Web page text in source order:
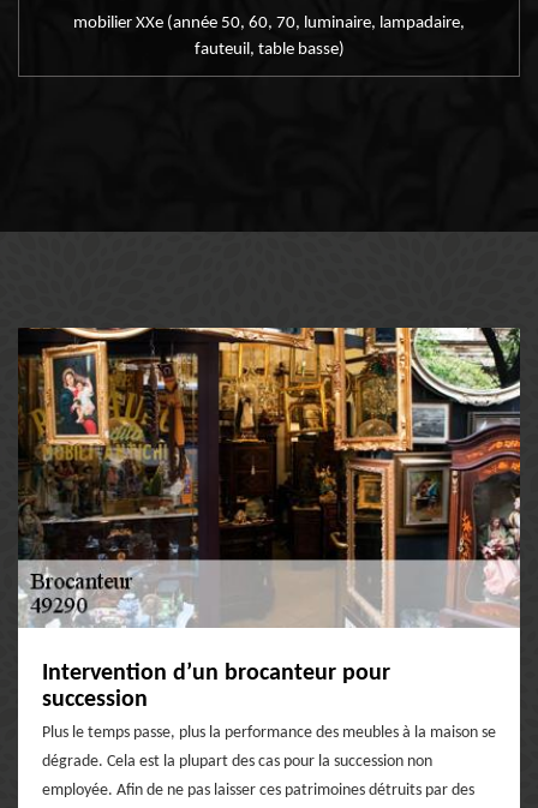
mobilier XXe (année 50, 60, 70, luminaire, lampadaire,
fauteuil, table basse)
Intervention d’un brocanteur pour
succession
Plus le temps passe, plus la performance des meubles à la maison se
dégrade. Cela est la plupart des cas pour la succession non
employée. Afin de ne pas laisser ces patrimoines détruits par des